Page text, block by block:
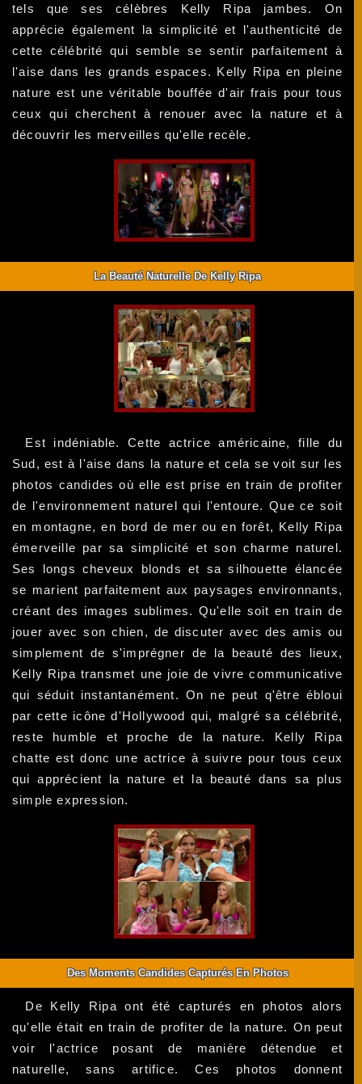
tels que ses célèbres Kelly Ripa jambes. On
apprécie également la simplicité et l'authenticité de
cette célébrité qui semble se sentir parfaitement à
l'aise dans les grands espaces. Kelly Ripa en pleine
nature est une véritable bouffée d'air frais pour tous
ceux qui cherchent à renouer avec la nature et à
découvrir les merveilles qu'elle recèle.
La Beauté Naturelle De Kelly Ripa
Est indéniable. Cette actrice américaine, fille du
Sud, est à l'aise dans la nature et cela se voit sur les
photos candides où elle est prise en train de profiter
de l'environnement naturel qui l'entoure. Que ce soit
en montagne, en bord de mer ou en forêt, Kelly Ripa
émerveille par sa simplicité et son charme naturel.
Ses longs cheveux blonds et sa silhouette élancée
se marient parfaitement aux paysages environnants,
créant des images sublimes. Qu'elle soit en train de
jouer avec son chien, de discuter avec des amis ou
simplement de s'imprégner de la beauté des lieux,
Kelly Ripa transmet une joie de vivre communicative
qui séduit instantanément. On ne peut q'être ébloui
par cette icône d'Hollywood qui, malgré sa célébrité,
reste humble et proche de la nature. Kelly Ripa
chatte est donc une actrice à suivre pour tous ceux
qui apprécient la nature et la beauté dans sa plus
simple expression.
Des Moments Candides Capturés En Photos
De Kelly Ripa ont été capturés en photos alors
qu'elle était en train de profiter de la nature. On peut
voir l'actrice posant de manière détendue et
naturelle, sans artifice. Ces photos donnent